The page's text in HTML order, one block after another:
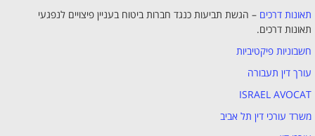
תאונות דרכים – הגשת תביעות כנגד חברות ביטוח בעניין פיצויים לנפגעי
תאונות דרכים.
חשבוניות פיקטיביות
עורך דין תעבורה
ISRAEL AVOCAT
משרד עורכי דין תל אביב